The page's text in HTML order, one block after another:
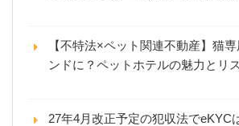
【不特法×ペット関連不動産】猫
ンドに？ペットホテルの魅力とリ
27年4月改正予定の犯収法でeKYC